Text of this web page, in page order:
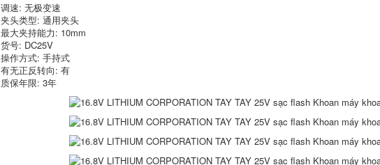
may cat makita Máy
cắt plasma XNL LGK-
40/80 Bơm không
khí tích hợp điện
nhỏ Hàn điện Công
nghiệp Lớp 220 V
may cat makita máy
xén giấy
Cải cách đa chức
năng của gia đình
Delixi Saw 7 -inch 9 -
inch -inch -raised
19,490,000
may cat sat Máy cắt
hoàn toàn tự động
325 tự động cho ăn
调速: 无极变速
夹头类型: 通用夹头
最大夹持能力: 10mm
货号: DC25V
操作方式: 手持式
有无正反转向: 有
质保年限: 3年